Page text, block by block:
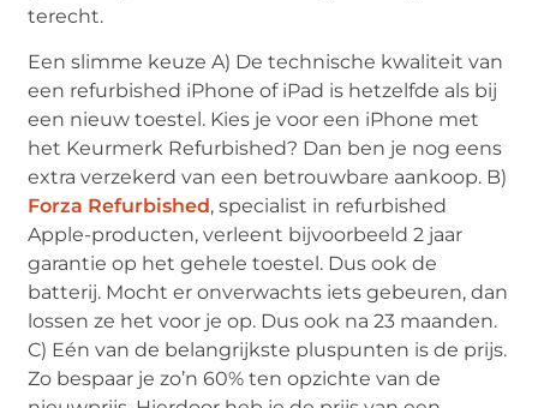
terecht.
Een slimme keuze A) De technische kwaliteit van
een refurbished iPhone of iPad is hetzelfde als bij
een nieuw toestel. Kies je voor een iPhone met
het Keurmerk Refurbished? Dan ben je nog eens
extra verzekerd van een betrouwbare aankoop. B)
Forza Refurbished, specialist in refurbished
Apple-producten, verleent bijvoorbeeld 2 jaar
garantie op het gehele toestel. Dus ook de
batterij. Mocht er onverwachts iets gebeuren, dan
lossen ze het voor je op. Dus ook na 23 maanden.
C) Eén van de belangrijkste pluspunten is de prijs.
Zo bespaar je zo’n 60% ten opzichte van de